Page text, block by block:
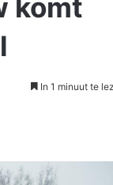
komt
In 1 minuut te